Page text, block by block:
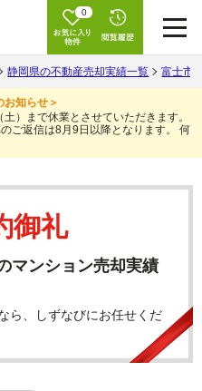
0
静岡県の不動産売却実績一覧 富士市
お知らせ＞
）まで休業とさせていただきます。
ご返信は8月9日以降となります。
何
御礼
マンション売却実績
ら、しずなびにお任せくだ